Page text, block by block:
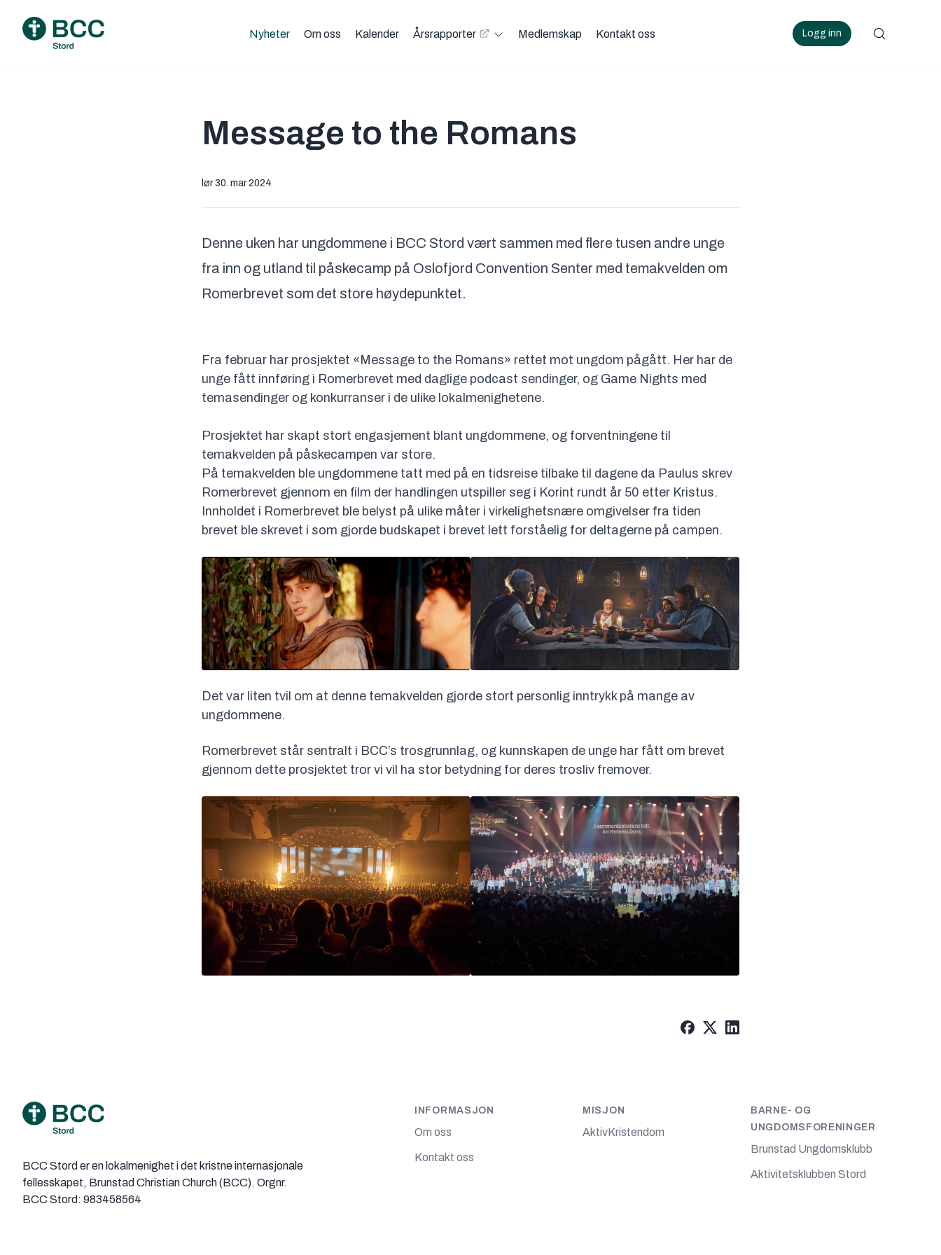
Nyheter Om oss Kalender
Årsrapporter
Medlemskap Kontakt oss Logg inn
Message to the Romans
lør 30. mar 2024
Denne uken har ungdommene i BCC Stord vært sammen med flere tusen andre unge
fra inn og utland til påskecamp på Oslofjord Convention Senter med temakvelden om
Romerbrevet som det store høydepunktet.
Fra februar har prosjektet «Message to the Romans» rettet mot ungdom pågått. Her har de
unge fått innføring i Romerbrevet med daglige podcast sendinger, og Game Nights med
temasendinger og konkurranser i de ulike lokalmenighetene.
Prosjektet har skapt stort engasjement blant ungdommene, og forventningene til
temakvelden på påskecampen var store.
På temakvelden ble ungdommene tatt med på en tidsreise tilbake til dagene da Paulus skrev
Romerbrevet gjennom en film der handlingen utspiller seg i Korint rundt år 50 etter Kristus.
Innholdet i Romerbrevet ble belyst på ulike måter i virkelighetsnære omgivelser fra tiden
brevet ble skrevet i som gjorde budskapet i brevet lett forståelig for deltagerne på campen.
Det var liten tvil om at denne temakvelden gjorde stort personlig inntrykk på mange av
ungdommene.
Romerbrevet står sentralt i BCC’s trosgrunnlag, og kunnskapen de unge har fått om brevet
gjennom dette prosjektet tror vi vil ha stor betydning for deres trosliv fremover.
BCC Stord er en lokalmenighet i det kristne internasjonale
fellesskapet, Brunstad Christian Church (BCC). Orgnr.
BCC Stord: 983458564
INFORMASJON
Om oss
Kontakt oss
MISJON
AktivKristendom
BARNE- OG
UNGDOMSFORENINGER
Brunstad Ungdomsklubb
Aktivitetsklubben Stord